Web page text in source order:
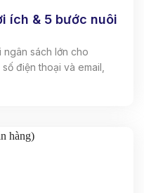
ích & 5 bước nuôi
sách lớn cho
điện thoại và email,